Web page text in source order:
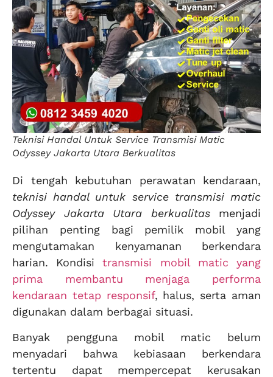
Teknisi Handal Untuk Service Transmisi Matic
Odyssey Jakarta Utara Berkualitas
Di tengah kebutuhan perawatan kendaraan,
teknisi handal untuk service transmisi matic
Odyssey Jakarta Utara berkualitasmenjadi
pilihan penting bagi pemilik mobil yang
mengutamakan kenyamanan berkendara
harian. Kondisitransmisi mobil matic yang
prima membantu menjaga performa
kendaraan tetap responsif, halus, serta aman
digunakan dalam berbagai situasi.
Banyak pengguna mobil matic belum
menyadari bahwa kebiasaan berkendara
tertentu dapat mempercepat kerusakan